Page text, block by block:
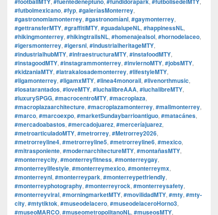
#futbolmexicano, #fyp, #galeríasMonterrey,
#gastronomiamonterrey, #gastronomíanl, #gaymonterrey,
#gettransferMTY, #graffitiMTY, #guadalupeNL, #happinessNL,
#hikingmonterrey, #hikingtrailsNL, #homenajealsol, #hornodelaceo,
#igersmonterrey, #igersnl, #industrialheritageMTY,
#industrialhubMTY, #infraestructuraMTY, #instafoodMTY,
#instagoodMTY, #instagrammonterrey, #inviernoMTY, #jobsMTY,
#kidzaniaMTY, #latrakalosademonterrey, #lifestyleMTY,
#ligamonterrey, #ligamxMTY, #linea4monorail, #livenorthmusic,
#losatarantados, #loveMTY, #luchalibreAAA, #luchalibreMTY,
#luxurySPGG, #macrocentroMTY, #macroplaza,
#macroplazaarchitecture, #macroplazamonterrey, #mallmonterrey,
#marco, #marcoexpo, #marketSundaybarrioantiguo, #matacánes,
#mercadoabastos, #mercadojuarez, #merceríajuarez,
#metroarticuladoMTY, #metrorrey, #Metrorrey2026,
#metrorreyline4, #metrorreyline5, #metrorreyline6, #mexico,
#mitrasponiente, #modernarchitectureMTY, #montañasMTY,
#monterreycity, #monterreyfitness, #monterreygay,
#monterreylifestyle, #monterreymexico, #monterreymx,
#monterreynl, #monterreypark, #monterreypetfriendly,
#monterreyphotography, #monterreyrock, #monterreysafety,
#monterreyviral, #morningmarketMTY, #movilidadMTY, #mty, #mty-
city, #mtytiktok, #museodelacero, #museodelaceroHorno3,
#museoMARCO, #museometropolitanoNL, #museosMTY,